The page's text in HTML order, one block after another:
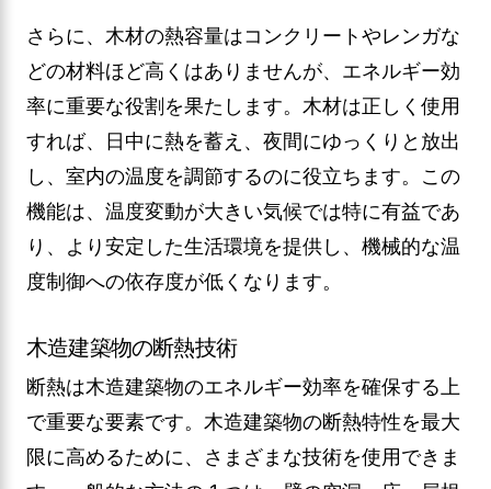
さらに、木材の熱容量はコンクリートやレンガな
どの材料ほど高くはありませんが、エネルギー効
率に重要な役割を果たします。木材は正しく使用
すれば、日中に熱を蓄え、夜間にゆっくりと放出
し、室内の温度を調節するのに役立ちます。この
機能は、温度変動が大きい気候では特に有益であ
り、より安定した生活環境を提供し、機械的な温
度制御への依存度が低くなります。
木造建築物の断熱技術
断熱は木造建築物のエネルギー効率を確保する上
で重要な要素です。木造建築物の断熱特性を最大
限に高めるために、さまざまな技術を使用できま